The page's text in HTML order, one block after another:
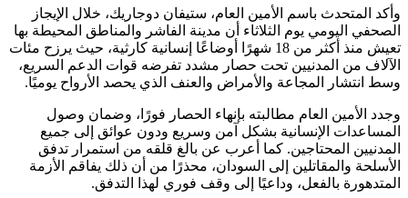
وأكد المتحدث باسم الأمين العام، ستيفان دوجاريك، خلال الإيجاز
الصحفي اليومي يوم الثلاثاء أن مدينة الفاشر والمناطق المحيطة بها
تعيش منذ أكثر من 18 شهرًا أوضاعًا إنسانية كارثية، حيث يرزح مئات
الآلاف من المدنيين تحت حصار مشدد تفرضه قوات الدعم السريع،
وسط انتشار المجاعة والأمراض والعنف الذي يحصد الأرواح يوميًا.
وجدد الأمين العام مطالبته بإنهاء الحصار فورًا، وضمان وصول
المساعدات الإنسانية بشكل آمن وسريع ودون عوائق إلى جميع
المدنيين المحتاجين. كما أعرب عن بالغ قلقه من استمرار تدفق
الأسلحة والمقاتلين إلى السودان، محذرًا من أن ذلك يفاقم الأزمة
المتدهورة بالفعل، وداعيًا إلى وقف فوري لهذا التدفق.